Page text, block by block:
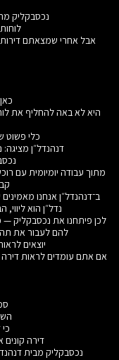
נכסבקליק
אבל אחרי שמצאתם
היא לא באה להחליף את
כלי פשוט
דנהנדל״ן מציגה:
מתוך עבודה יומיומית עם
ב־דנהנדל״ן אנחנו
נדל״ן הוא
לכן פיתחנו את נכסבקליק —
להם לעבור את
יוצאים
אם אתם עומדים לראות
דירה
נכסבקליק מבית